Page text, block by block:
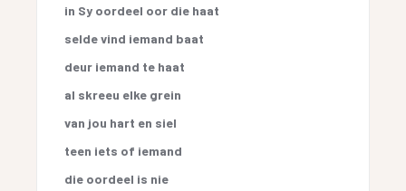
in Sy oordeel oor die haat
selde vind iemand baat
deur iemand te haat
al skreeu elke grein
van jou hart en siel
teen iets of iemand
die oordeel is nie